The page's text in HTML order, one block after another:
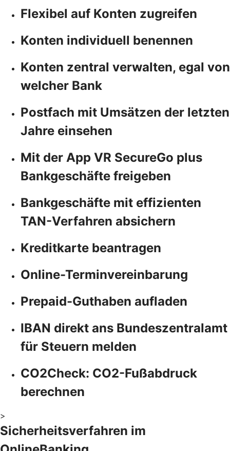
Flexibel auf Konten zugreifen
Konten individuell benennen
Konten zentral verwalten, egal von
welcher Bank
Postfach mit Umsätzen der letzten
Jahre einsehen
Mit der App VR SecureGo plus
Bankgeschäfte freigeben
Bankgeschäfte mit effizienten
TAN-Verfahren absichern
Kreditkarte beantragen
Online-Terminvereinbarung
Prepaid-Guthaben aufladen
IBAN direkt ans Bundeszentralamt
für Steuern melden
CO2Check: CO2-Fußabdruck
berechnen
>
Sicherheitsverfahren im